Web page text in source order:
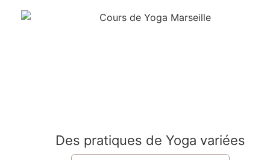
Des pratiques de Yoga variées